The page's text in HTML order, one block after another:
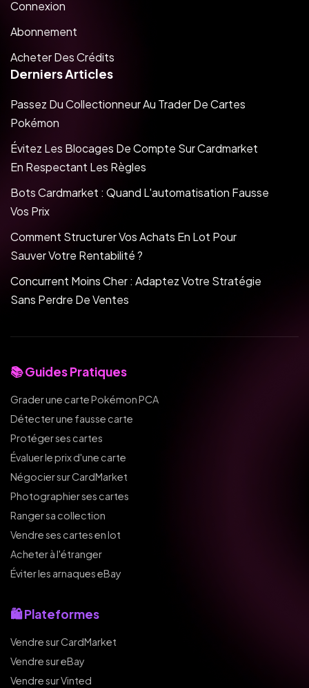
Connexion
Abonnement
Acheter Des Crédits
Derniers Articles
Passez Du Collectionneur Au Trader De Cartes
Pokémon
Évitez Les Blocages De Compte Sur Cardmarket
En Respectant Les Règles
Bots Cardmarket : Quand L'automatisation Fausse
Vos Prix
Comment Structurer Vos Achats En Lot Pour
Sauver Votre Rentabilité ?
Concurrent Moins Cher : Adaptez Votre Stratégie
Sans Perdre De Ventes
📚 Guides Pratiques
Grader une carte Pokémon PCA
Détecter une fausse carte
Protéger ses cartes
Évaluer le prix d'une carte
Négocier sur CardMarket
Photographier ses cartes
Ranger sa collection
Vendre ses cartes en lot
Acheter à l'étranger
Éviter les arnaques eBay
🛍️ Plateformes
Vendre sur CardMarket
Vendre sur eBay
Vendre sur Vinted